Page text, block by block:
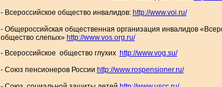
- Всероссийское общество инвалидов: http://www.voi.ru/
- Общероссийская общественная организация инвалидов
общество слепых» http://www.vos.org.ru/
- Всероссийское общество глухих http://www.vog.su/
- Союз пенсионеров России http://www.rospensioner.ru/